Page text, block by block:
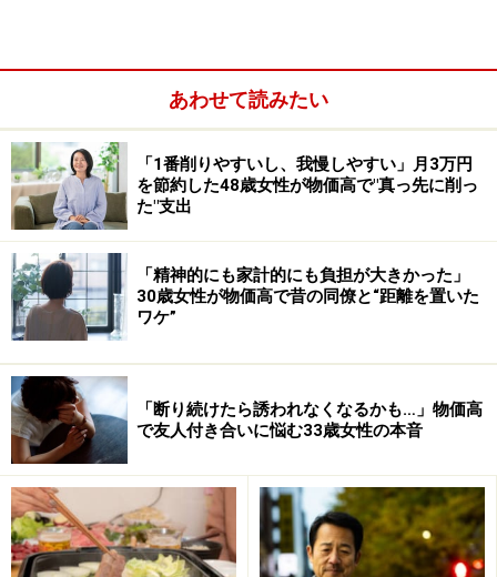
玄関先などの約束した場所に注文した物を置いてくれる
ので、手渡しなしで受け取れます。宅配便などのように
家にいて受け取る必要がありません。印鑑やサインも不
要で、留守の時の再配達のわずらわしさがありません。
配達員の方と対面せずに受け取れます。また、配達料は
各生協によって異なりますが、1回200円以下の生協がほ
とんどです。子育て世帯が対象の割引制度や、一定金額
以上の利用で割引になる生協もあります。
節約になる
あわせて読みたい
「1番削りやすいし、我慢しやすい」月3万円
を節約した48歳女性が物価高で"真っ先に削っ
た"支出
「精神的にも家計的にも負担が大きかった」
30歳女性が物価高で昔の同僚と“距離を置いた
ワケ”
「断り続けたら誘われなくなるかも…」物価高
で友人付き合いに悩む33歳女性の本音